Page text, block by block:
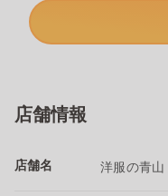
店舗情報
店舗名 洋服の青